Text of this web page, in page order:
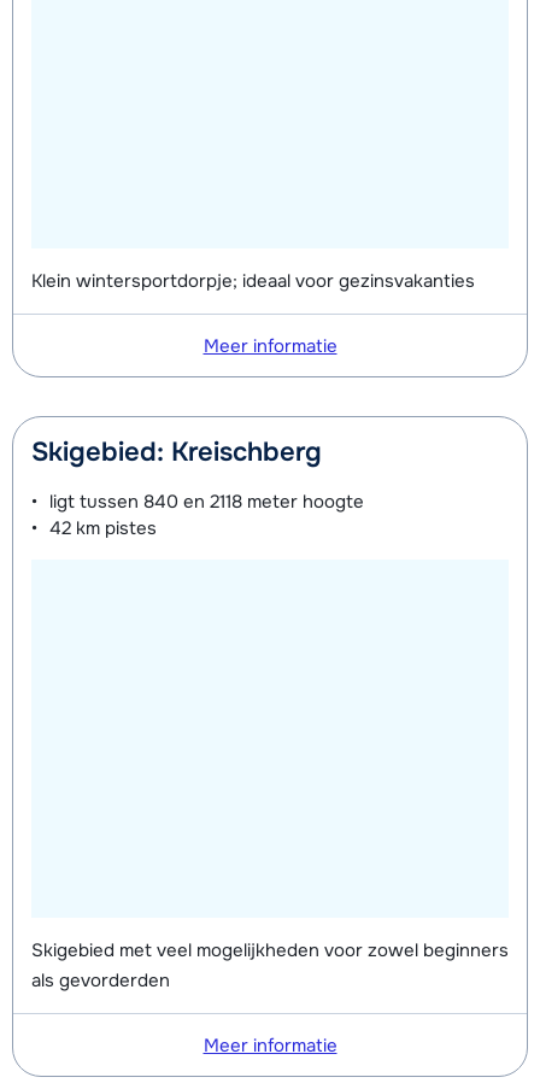
Klein wintersportdorpje; ideaal voor gezinsvakanties
Meer informatie
Skigebied: Kreischberg
ligt tussen 840 en 2118 meter hoogte
42 km pistes
Skigebied met veel mogelijkheden voor zowel beginners
als gevorderden
Meer informatie